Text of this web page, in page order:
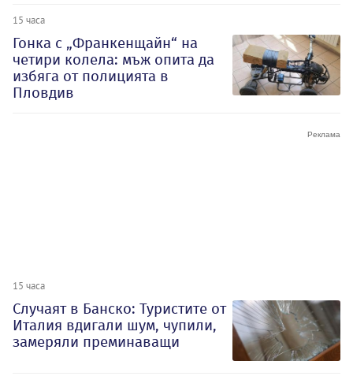
15 часа
Гонка с „Франкенщайн“ на
четири колела: мъж опита да
избяга от полицията в
Пловдив
15 часа
Случаят в Банско: Туристите от
Италия вдигали шум, чупили,
замеряли преминаващи